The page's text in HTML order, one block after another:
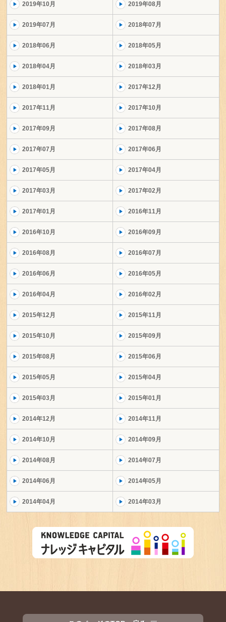
2019年10月 2019年08月
2019年07月 2018年07月
2018年06月 2018年05月
2018年04月 2018年03月
2018年01月 2017年12月
2017年11月 2017年10月
2017年09月 2017年08月
2017年07月 2017年06月
2017年05月 2017年04月
2017年03月 2017年02月
2017年01月 2016年11月
2016年10月 2016年09月
2016年08月 2016年07月
2016年06月 2016年05月
2016年04月 2016年02月
2015年12月 2015年11月
2015年10月 2015年09月
2015年08月 2015年06月
2015年05月 2015年04月
2015年03月 2015年01月
2014年12月 2014年11月
2014年10月 2014年09月
2014年08月 2014年07月
2014年06月 2014年05月
2014年04月 2014年03月